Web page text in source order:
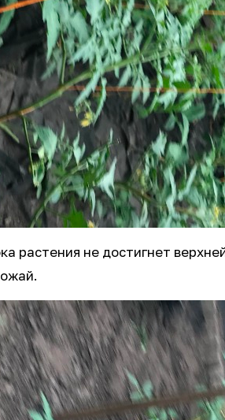
растения не достигнет